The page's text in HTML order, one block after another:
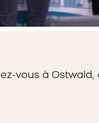
vous à Ostwald,